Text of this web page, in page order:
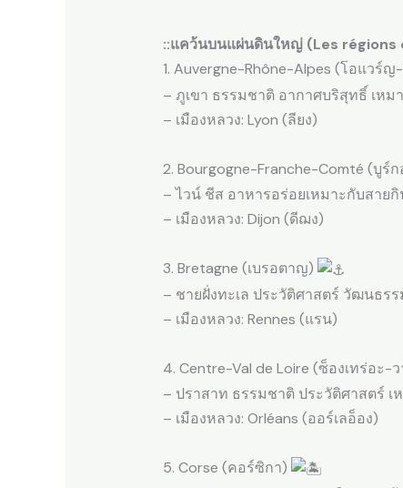
::แคว้นบนแผ่นดินใหญ่ (Les
1. Auvergne-Rhône-Alpes (โอแวร์
– ภูเขา ธรรมชาติ อากาศบริสุทธิ์ เหม
– เมืองหลวง: Lyon (ลียง)
2. Bourgogne-Franche-Comté (บูร์
– ไวน์ ชีส อาหารอร่อยเหมาะกับสาย
– เมืองหลวง: Dijon (ดีฌง)
3. Bretagne (เบรอตาญ)
– ชายฝั่งทะเล ประวัติศาสตร์ วัฒนธร
– เมืองหลวง: Rennes (แรน)
4. Centre-Val de Loire (ซ็องเทร่อะ-
– ปราสาท ธรรมชาติ ประวัติศาสตร์
– เมืองหลวง: Orléans (ออร์เลอ็อง)
5. Corse (คอร์ซิกา)